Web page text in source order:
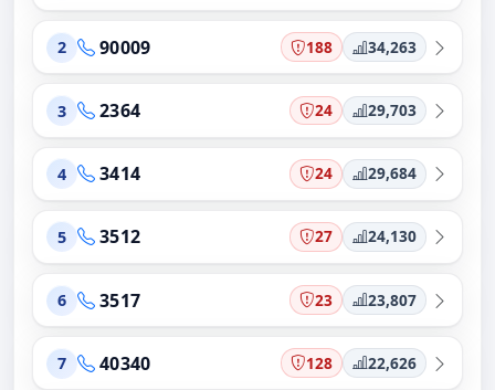
2 90009 188 34,263
3 2364 24 29,703
4 3414 24 29,684
5 3512 27 24,130
6 3517 23 23,807
7 40340 128 22,626